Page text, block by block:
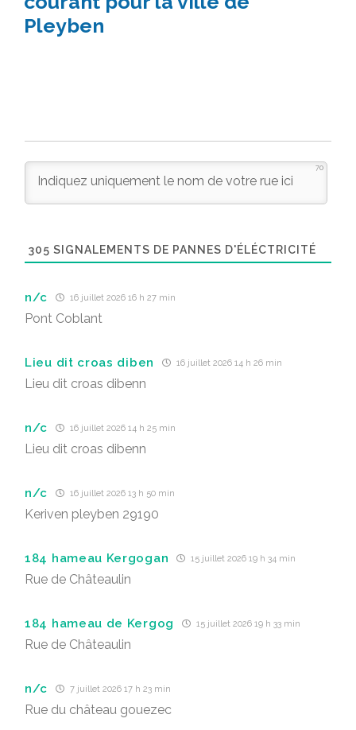
Pleyben
70
305 SIGNALEMENTS DE PANNES D'ÉLÉCTRICITÉ
n/c 16 juillet 2026 16 h 27 min
Pont Coblant
Lieu dit croas diben 16 juillet 2026 14 h 26 min
Lieu dit croas dibenn
n/c 16 juillet 2026 14 h 25 min
Lieu dit croas dibenn
n/c 16 juillet 2026 13 h 50 min
Keriven pleyben 29190
184 hameau Kergogan 15 juillet 2026 19 h 34 min
Rue de Châteaulin
184 hameau de Kergog 15 juillet 2026 19 h 33 min
Rue de Châteaulin
n/c 7 juillet 2026 17 h 23 min
Rue du château gouezec